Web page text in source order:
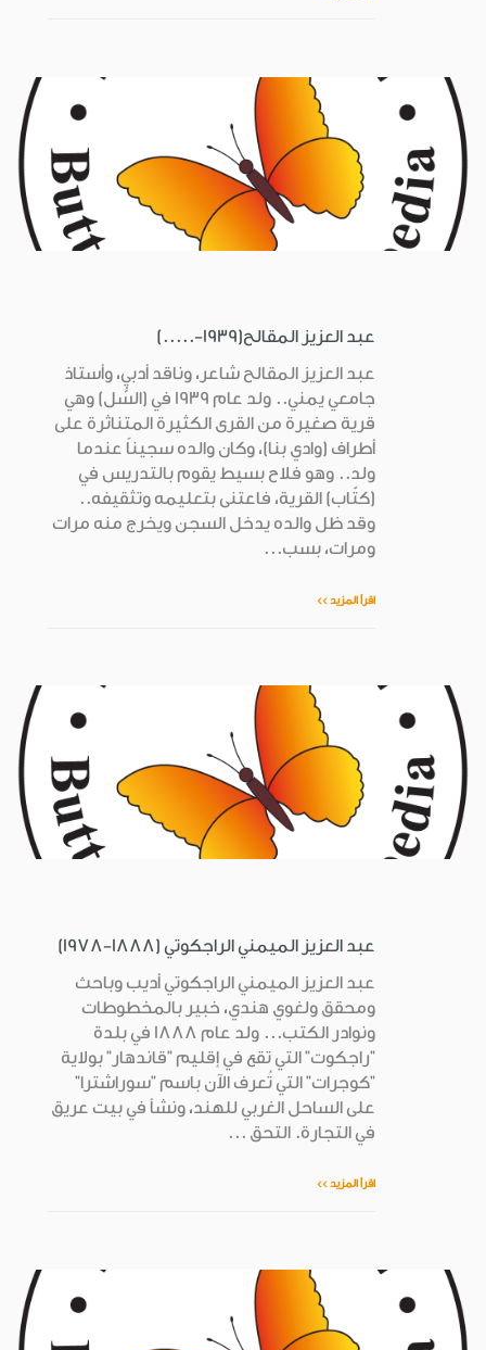
عبد العزيز المقالح(1939-.....)
عبد العزيز المقالح شاعر، وناقد أدبي، وأستاذ
جامعي يمني.. ولد عام 1939 في (السُّل) وهي
قرية صغيرة من القرى الكثيرة المتناثرة على
أطراف (وادي بنا)، وكان والده سجيناً عندما
ولد.. وهو فلاح بسيط يقوم بالتدريس في
(كتّاب) القرية، فاعتنى بتعليمه وتثقيفه..
وقد ظل والده يدخل السجن ويخرج منه مرات
ومرات، بسب...
اقرأ المزيد >>
عبد العزيز الميمني الراجكوتي (1888-1978)
عبد العزيز الميمني الراجكوتي أديب وباحث
ومحقق ولغوي هندي، خبير بالمخطوطات
ونوادر الكتب... ولد عام 1888 في بلدة
"راجكوت" التي تقع في إقليم "قاندهار" بولاية
"كوجرات" التي تُعرف الآن باسم "سوراشترا"
على الساحل الغربي للهند، ونشأ في بيت عريق
في التجارة. التحق ...
اقرأ المزيد >>